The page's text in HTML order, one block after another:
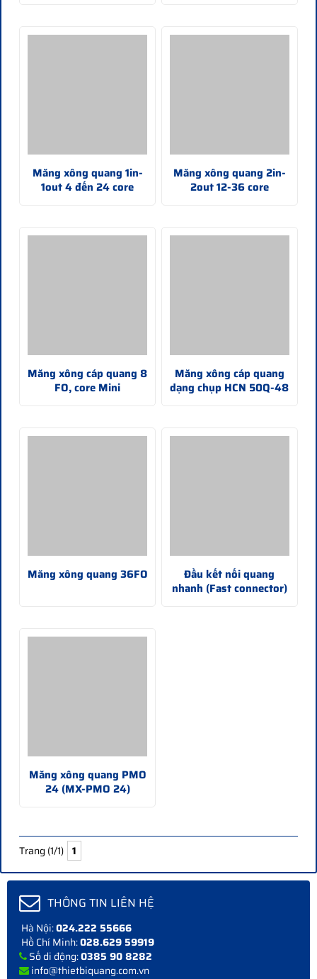
Măng xông quang 1in-
1out 4 đến 24 core
Măng xông quang 2in-
2out 12-36 core
Măng xông cáp quang 8
FO, core Mini
Măng xông cáp quang
dạng chụp HCN 50Q-48
Măng xông quang 36FO
Đầu kết nối quang
nhanh (Fast connector)
Măng xông quang PMO
24 (MX-PMO 24)
Trang (1/1) 1
THÔNG TIN LIÊN HỆ
Hà Nội:024.222 55666
Hồ Chí Minh:028.629 59919
Số di động:0385 90 8282
info@thietbiquang.com.vn